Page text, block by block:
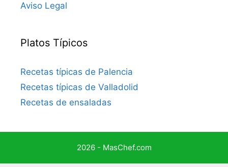
Aviso Legal
Platos Típicos
Recetas típicas de Palencia
Recetas típicas de Valladolid
Recetas de ensaladas
2026 - MasChef.com